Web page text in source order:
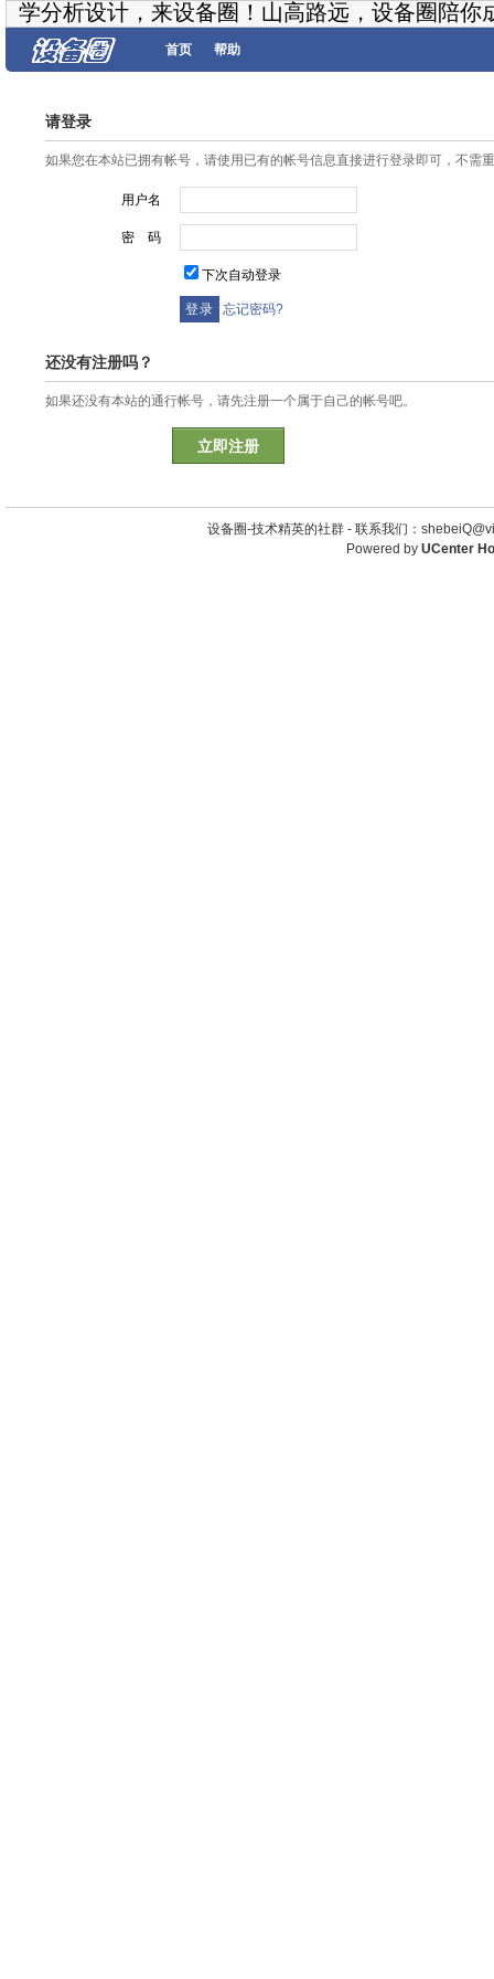
学分析设计，来设备圈！山高路远，设备圈陪你
首页 帮助
请登录
如果您在本站已拥有帐号，请使用已有的帐号信息直接进行登录即可，不需
用户名
密 码
下次自动登录
忘记密码?
还没有注册吗？
如果还没有本站的通行帐号，请先注册一个属于自己的帐号吧。
立即注册
设备圈-技术精英的社群 - 联系我们：
Powered by UCenter